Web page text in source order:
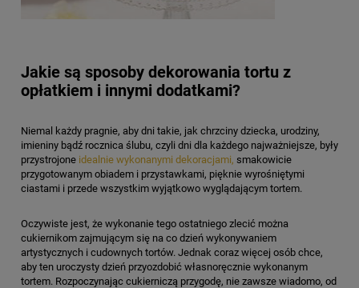
Jakie są sposoby dekorowania tortu z
opłatkiem i innymi dodatkami?
Niemal każdy pragnie, aby dni takie, jak chrzciny dziecka, urodziny,
imieniny bądź rocznica ślubu, czyli dni dla każdego najważniejsze, były
przystrojone idealnie wykonanymi dekoracjami, smakowicie
przygotowanym obiadem i przystawkami, pięknie wyrośniętymi
ciastami i przede wszystkim wyjątkowo wyglądającym tortem.
Oczywiste jest, że wykonanie tego ostatniego zlecić można
cukiernikom zajmującym się na co dzień wykonywaniem
artystycznych i cudownych tortów. Jednak coraz więcej osób chce,
aby ten uroczysty dzień przyozdobić własnoręcznie wykonanym
tortem. Rozpoczynając cukierniczą przygodę, nie zawsze wiadomo, od